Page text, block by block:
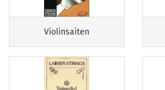
Violinsaiten